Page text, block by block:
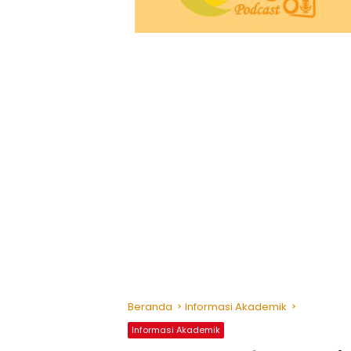
Beranda Informasi Akademik
Informasi Akademik